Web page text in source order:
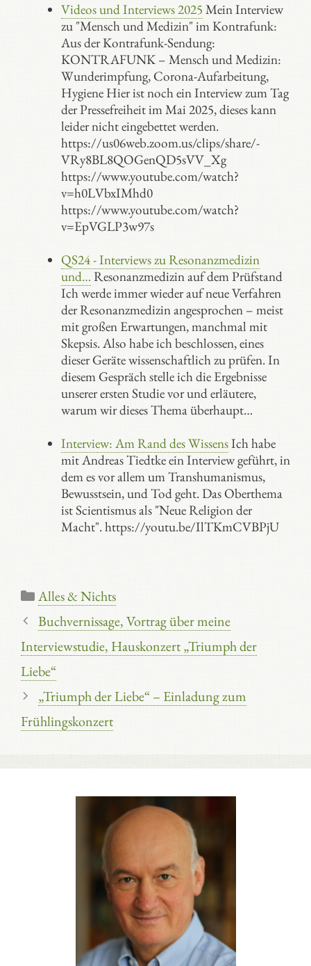
Videos und Interviews 2025 Mein Interview
zu "Mensch und Medizin" im Kontrafunk:
Aus der Kontrafunk-Sendung:
KONTRAFUNK – Mensch und Medizin:
Wunderimpfung, Corona-Aufarbeitung,
Hygiene Hier ist noch ein Interview zum Tag
der Pressefreiheit im Mai 2025, dieses kann
leider nicht eingebettet werden.
https://us06web.zoom.us/clips/share/-
VRy8BL8QOGenQD5sVV_Xg
https://www.youtube.com/watch?
v=h0LVbxIMhd0
https://www.youtube.com/watch?
v=EpVGLP3w97s
QS24 - Interviews zu Resonanzmedizin
und… Resonanzmedizin auf dem Prüfstand
Ich werde immer wieder auf neue Verfahren
der Resonanzmedizin angesprochen – meist
mit großen Erwartungen, manchmal mit
Skepsis. Also habe ich beschlossen, eines
dieser Geräte wissenschaftlich zu prüfen. In
diesem Gespräch stelle ich die Ergebnisse
unserer ersten Studie vor und erläutere,
warum wir dieses Thema überhaupt…
Interview: Am Rand des WissensIch habe
mit Andreas Tiedtke ein Interview geführt, in
dem es vor allem um Transhumanismus,
Bewusstsein, und Tod geht. Das Oberthema
ist Scientismus als "Neue Religion der
Macht". https://youtu.be/IlTKmCVBPjU
Kategorien
Alles & Nichts
Buchvernissage, Vortrag über meine
Interviewstudie, Hauskonzert „Triumph der
Liebe“
„Triumph der Liebe“ – Einladung zum
Frühlingskonzert